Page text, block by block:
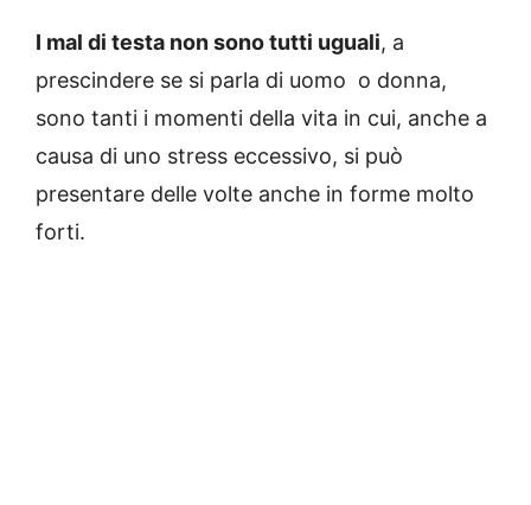
I mal di testa non sono tutti uguali, a
prescindere se si parla di uomo o donna,
sono tanti i momenti della vita in cui, anche a
causa di uno stress eccessivo, si può
presentare delle volte anche in forme molto
forti.